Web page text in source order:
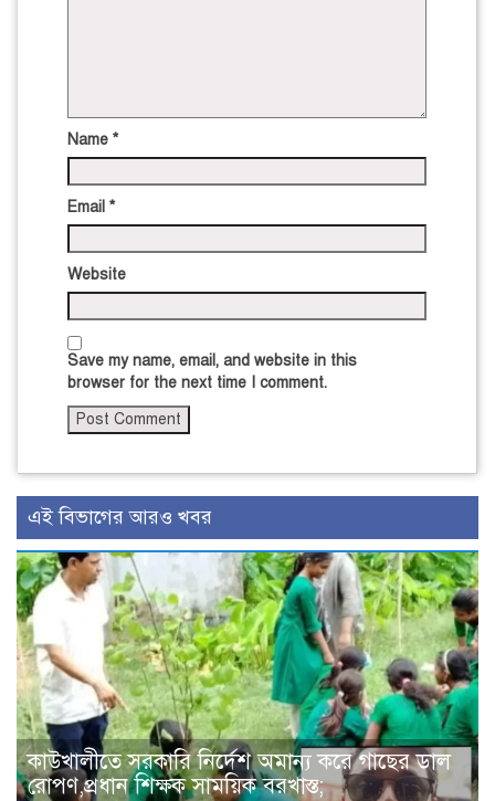
Name *
Email *
Website
Save my name, email, and website in this
browser for the next time I comment.
এই বিভাগের আরও খবর
কাউখালীতে সরকারি নির্দেশ অমান্য করে গাছের ডাল
রোপণ,প্রধান শিক্ষক সাময়িক বরখাস্ত;